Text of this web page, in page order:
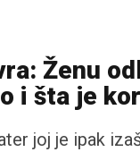
Ženu
i šta je
joj je ipak